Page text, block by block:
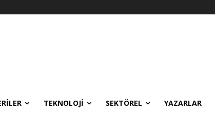
TEKNOLOJI SEKTÖREL YAZARLAR